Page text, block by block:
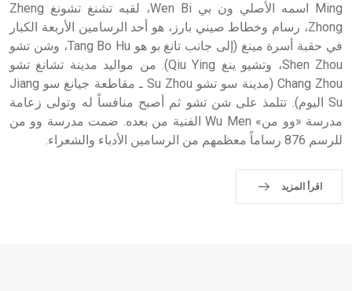
Ming اسمه الأصلي ون بي Wen Bi، لقبه تشنغ تشونغ Zheng
Zhong، رسام وخطاط صيني بارز، هو أحد الرسامين الأربعة الكبار
في حقبة أسرة مينغ (إلى جانب تانغ بو هو Tang Bo Hu، وشن تشو
Shen Zhou، وتشيو ينغ Qiu Ying). من مواليد مدينة تشانغ تشو
Chang Zhou (مدينة سو تشو Su Zhou ـ مقاطعة جيانغ سو Jiang
Su اليوم). تتلمذ على شن تشو ثم أصبح منافساً له وتولى زعامة
مدرسة «وو من» Wu Men الفنية من بعده. ضمت مدرسة وو من
للرسم 876 رساماً معظمهم من الرسامين الأدباء والشعراء.
اقرأ المزيد